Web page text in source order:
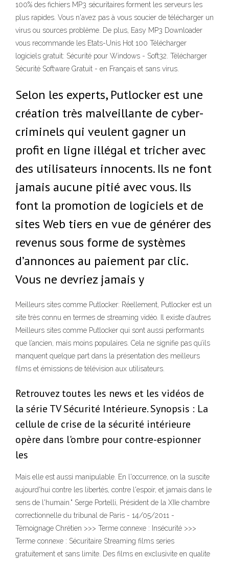
100% des fichiers MP3 sécuritaires forment les serveurs les
plus rapides. Vous n'avez pas à vous soucier de télécharger un
virus ou sources problème. De plus, Easy MP3 Downloader
vous recommande les Etats-Unis Hot 100 Télécharger
logiciels gratuit: Sécurité pour Windows - Soft32. Télécharger
Sécurité Software Gratuit - en Français et sans virus.
Selon les experts, Putlocker est une
création très malveillante de cyber-
criminels qui veulent gagner un
profit en ligne illégal et tricher avec
des utilisateurs innocents. Ils ne font
jamais aucune pitié avec vous. Ils
font la promotion de logiciels et de
sites Web tiers en vue de générer des
revenus sous forme de systèmes
d’annonces au paiement par clic.
Vous ne devriez jamais y
Meilleurs sites comme Putlocker: Réellement, Putlocker est un
site très connu en termes de streaming vidéo. Il existe d’autres
Meilleurs sites comme Putlocker qui sont aussi performants
que l’ancien, mais moins populaires. Cela ne signifie pas qu’ils
manquent quelque part dans la présentation des meilleurs
films et émissions de télévision aux utilisateurs.
Retrouvez toutes les news et les vidéos de
la série TV Sécurité Intérieure. Synopsis : La
cellule de crise de la sécurité intérieure
opère dans l'ombre pour contre-espionner
les
Mais elle est aussi manipulable. En l'occurrence, on la suscite
aujourd'hui contre les libertés, contre l'espoir, et jamais dans le
sens de l'humain." Serge Portelli, Président de la XIIe chambre
correctionnelle du tribunal de Paris - 14/05/2011 -
Témoignage Chrétien >>> Terme connexe : Insécurité >>>
Terme connexe : Sécuritaire Streaming films series
gratuitement et sans limite. Des films en exclusivite en qualite